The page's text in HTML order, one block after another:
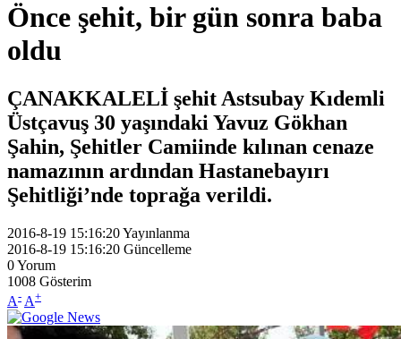
Önce şehit, bir gün sonra baba
oldu
ÇANAKKALELİ şehit Astsubay Kıdemli
Üstçavuş 30 yaşındaki Yavuz Gökhan
Şahin, Şehitler Camiinde kılınan cenaze
namazının ardından Hastanebayırı
Şehitliği’nde toprağa verildi.
2016-8-19 15:16:20Yayınlanma
2016-8-19 15:16:20 Güncelleme
0Yorum
1008 Gösterim
A- A+